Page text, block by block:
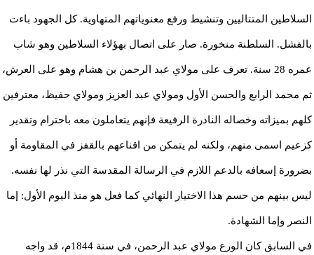
السلاطين المتتاليين وتنشيط ورفع معنوياتهم المتهاوية. كل الجهود باءت
بالفشل. السلطنة منخورة. صار على اتصال بهؤلاء السلاطين وهو شاب
عمره 28 سنة. تعرف على مولاي عبد الرحمن بن هشام وهو على العرش،
ثم محمد الرابع والحسن الأول ومولاي عبد العزيز ومولاي حفيظ، معترفين
كلهم بميزاته وخصاله النادرة الرفيعة فإنهم يتعاملون معه باحترام وتقدير
كزعيم اسمى منهم، ولكنه لم يتمكن من اقناعهم بالقفز في المقاومة أو
بضرورة إسعافه بالدعم اللازم في الرسالة المقدسة التي نذر لها نفسه.
ليس بينهم من حسم هذا الاختيار النهائي كما فعل هو منذ اليوم الأول: إما
النصر وإما الشهادة.
في السابق كان الورع مولاي عبد الرحمن، في سنة 1844م، قد واجه